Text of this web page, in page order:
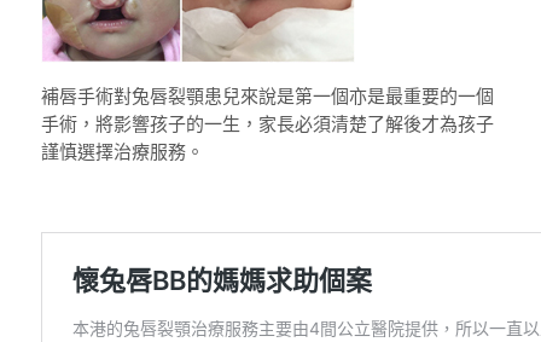
補唇手術對兔唇裂顎患兒來說是第一個亦是最重要的一個
手術， 將影響孩子的一生，家長必須清楚了解後才為孩子
謹慎選擇治療服務。